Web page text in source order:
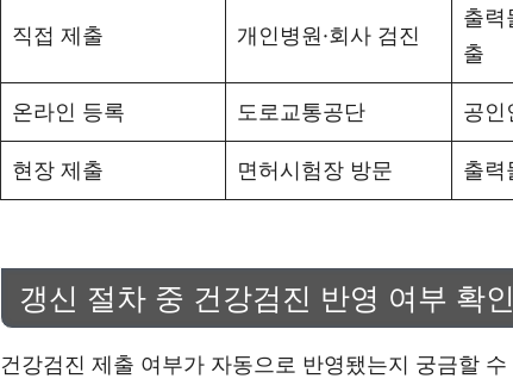
직접 제출 개인병원·회사 검진
출력
출
온라인 등록 도로교통공단 공인
현장 제출 면허시험장 방문 출력
갱신 절차 중 건강검진 반영 여부 확
건강검진 제출 여부가 자동으로 반영됐는지 궁금할